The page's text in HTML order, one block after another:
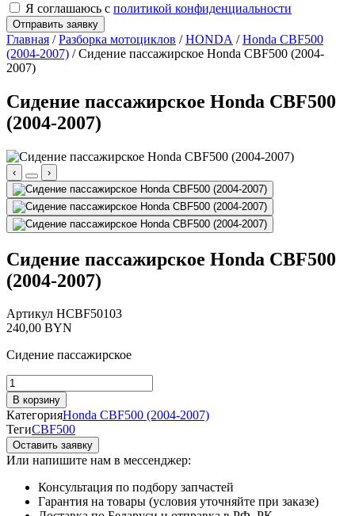
Я соглашаюсь с политикой конфиденциальности
Отправить заявку
Главная /Разборка мотоциклов /HONDA /Honda CBF500
(2004-2007) / Сидение пассажирское Honda CBF500 (2004-
2007)
Сидение пассажирское Honda CBF500
(2004-2007)
‹ ›
Сидение пассажирское Honda CBF500
(2004-2007)
Артикул HCBF50103
240,00 BYN
Сидение пассажирское
Количество
товара
Сидение
пассажирское
Honda
CBF500
(2004-
В корзину
КатегорияHonda CBF500 (2004-2007)
ТегиCBF500
Оставить заявку
Или напишите нам в мессенджер:
Консультация по подбору запчастей
Гарантия на товары (условия уточняйте при заказе)